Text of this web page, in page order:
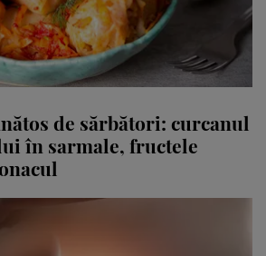
de sărbători: curcanul
în sarmale, fructele